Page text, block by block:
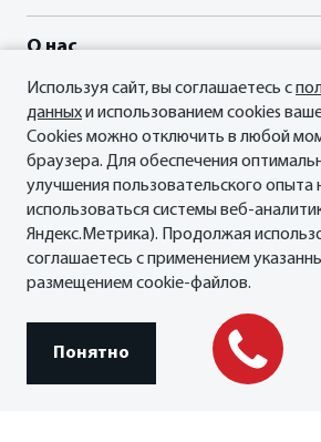
Акции
Прайс-листы и брошюры
ФИНАНСЫ И КРЕДИТ
Кредитные программы
Рассчитать кредит
Страхование
Гарантия
Сервисные документы
Официальный сервис Oting
О нас
О Бренде
Планета Паладин
Новости
СМИ о нас
Контакты
© 2026 ФИЛИАЛ ООО «ГИПЕРИОН ЛИЗИНГ
Правовая информация
Используя сайт, вы соглашаетесь с
данныхи использованием cookies
Cookies можно отключить в любой
браузера. Для обеспечения
улучшения пользовательского опыта
использоваться системы веб-
Яндекс.Метрика). Продолжая
соглашаетесь с применением
размещением cookie-файлов.
Понятно